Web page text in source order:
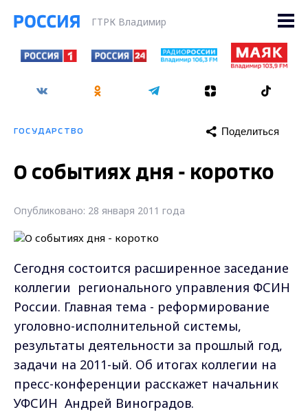
ГТРК Владимир
ГОСУДАРСТВО Поделиться
О событиях дня - коротко
Опубликовано: 28 января 2011 года
Cегодня состоится расширенное заседание
коллегии регионального управления ФСИН
России. Главная тема - реформирование
уголовно-исполнительной системы,
результаты деятельности за прошлый год,
задачи на 2011-ый. Об итогах коллегии на
пресс-конференции расскажет начальник
УФСИН Андрей Виноградов.